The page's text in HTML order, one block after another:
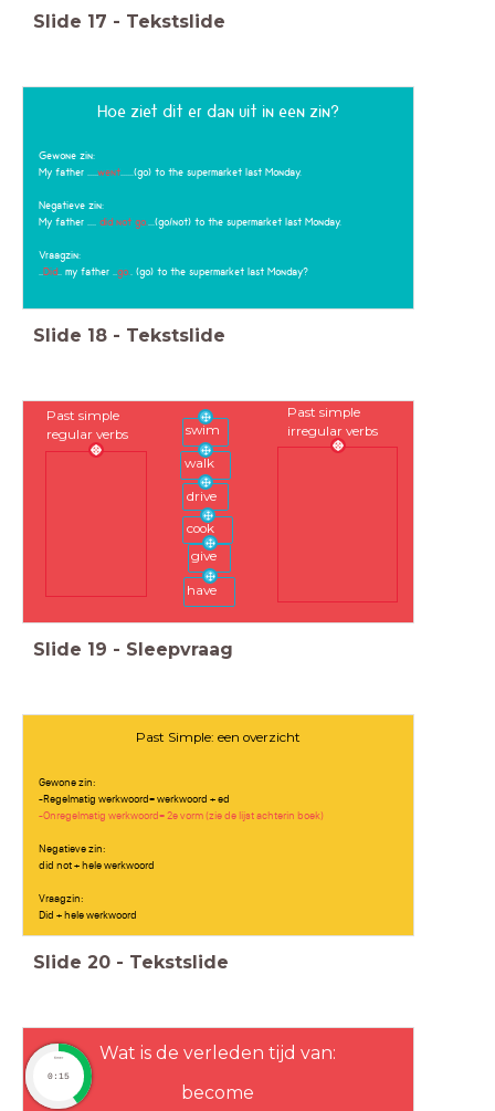
Slide 17 - Tekstslide
Hoe ziet dit er dan uit in een zin?
Gewone zin:
My father .....went......(go) to the supermarket last Monday.
Negatieve zin:
My father .... did not go....(go/not) to the supermarket last Monday.
Vraagzin:
..Did.. my father ..go.. (go) to the supermarket last Monday?
Slide 18 - Tekstslide
Past simple
regular verbs
Past simple
irregular verbs
swim
walk
drive
cook
give
have
Slide 19 - Sleepvraag
Past Simple: een overzicht
Gewone zin:
-Regelmatig werkwoord= werkwoord + ed
-Onregelmatig werkwoord= 2e vorm (zie de lijst achterin boek)
Negatieve zin:
did not + hele werkwoord
Vraagzin:
Did + hele werkwoord
Slide 20 - Tekstslide
Wat is de verleden tijd van:
become
timer
0:15